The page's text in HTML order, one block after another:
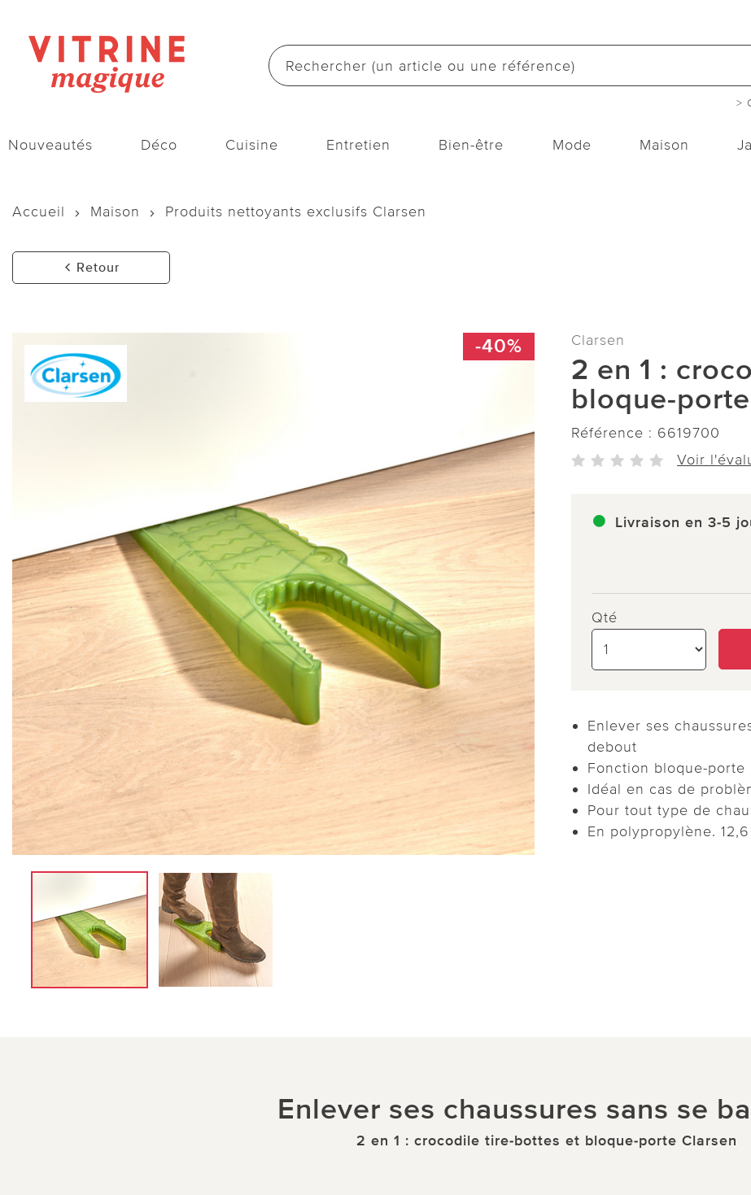
>
Nouveautés Déco Cuisine Entretien Bien-être Mode Maison
Accueil Maison Produits nettoyants exclusifs Clarsen
Retour
-40% Clarsen
2 en 1 :
bloque-
Référence : 6619700
Voir
Livraison en 3-5
Qté
Enlever ses
debout
Fonction bloque-porte
Idéal en cas de
Pour tout type de
En polypropylène.
Enlever ses chaussures sans se
2 en 1 : crocodile tire-bottes et bloque-porte Clarsen